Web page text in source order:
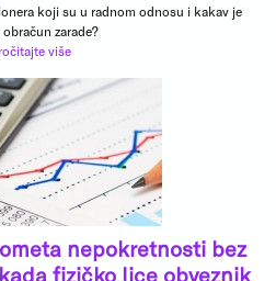
koji su u radnom odnosu i kakav je
zarade?
više
nepokretnosti bez
fizičko lice obveznik